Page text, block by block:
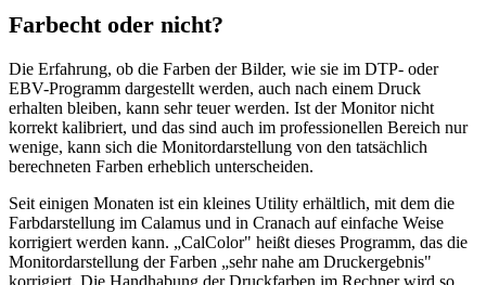
Farbecht oder nicht?
Die Erfahrung, ob die Farben der Bilder, wie sie im DTP- oder
EBV-Programm dargestellt werden, auch nach einem Druck
erhalten bleiben, kann sehr teuer werden. Ist der Monitor nicht
korrekt kalibriert, und das sind auch im professionellen Bereich nur
wenige, kann sich die Monitordarstellung von den tatsächlich
berechneten Farben erheblich unterscheiden.
Seit einigen Monaten ist ein kleines Utility erhältlich, mit dem die
Farbdarstellung im Calamus und in Cranach auf einfache Weise
korrigiert werden kann. „CalColor" heißt dieses Programm, das die
Monitordarstellung der Farben „sehr nahe am Druckergebnis"
korrigiert. Die Handhabung der Druckfarben im Rechner wird so